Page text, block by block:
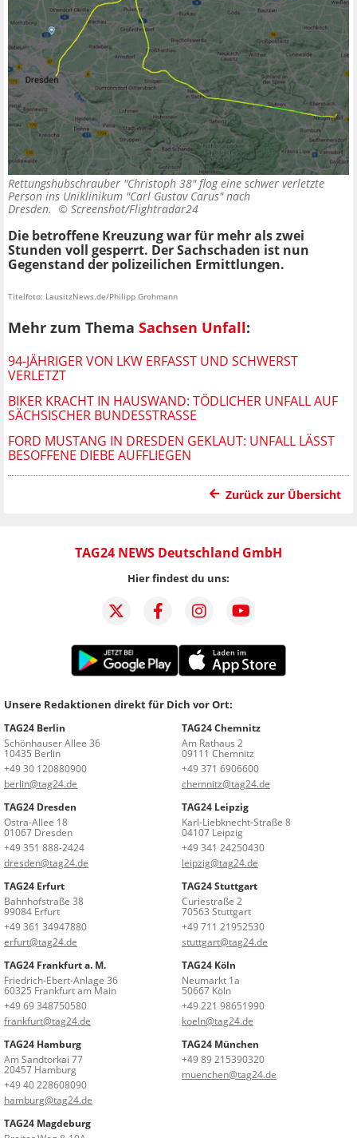
Rettungshubschrauber "Christoph 38" flog eine schwer verletzte
Person ins Uniklinikum "Carl Gustav Carus" nach
Dresden. © Screenshot/Flightradar24
Die betroffene Kreuzung war für mehr als zwei
Stunden voll gesperrt. Der Sachschaden ist nun
Gegenstand der polizeilichen Ermittlungen.
Titelfoto: LausitzNews.de/Philipp Grohmann
Mehr zum Thema Sachsen Unfall:
94-JÄHRIGER VON LKW ERFASST UND SCHWERST
VERLETZT
BIKER KRACHT IN HAUSWAND: TÖDLICHER UNFALL AUF
SÄCHSISCHER BUNDESSTRASSE
FORD MUSTANG IN DRESDEN GEKLAUT: UNFALL LÄSST
BESOFFENE DIEBE AUFFLIEGEN
Zurück zur Übersicht
TAG24 NEWS Deutschland GmbH
Hier findest du uns:
Unsere Redaktionen direkt für Dich vor Ort:
TAG24 Berlin
Schönhauser Allee 36
10435 Berlin
+49 30 120880900
berlin@tag24.de
TAG24 Chemnitz
Am Rathaus 2
09111 Chemnitz
+49 371 6906600
chemnitz@tag24.de
TAG24 Dresden
Ostra-Allee 18
01067 Dresden
+49 351 888-2424
dresden@tag24.de
TAG24 Leipzig
Karl-Liebknecht-Straße 8
04107 Leipzig
+49 341 24250430
leipzig@tag24.de
TAG24 Erfurt
Bahnhofstraße 38
99084 Erfurt
+49 361 34947880
erfurt@tag24.de
TAG24 Stuttgart
Curiestraße 2
70563 Stuttgart
+49 711 21952530
stuttgart@tag24.de
TAG24 Frankfurt a. M.
Friedrich-Ebert-Anlage 36
60325 Frankfurt am Main
+49 69 348750580
frankfurt@tag24.de
TAG24 Köln
Neumarkt 1a
50667 Köln
+49 221 98651990
koeln@tag24.de
TAG24 Hamburg
Am Sandtorkai 77
20457 Hamburg
+49 40 228608090
hamburg@tag24.de
TAG24 München
+49 89 215390320
muenchen@tag24.de
TAG24 Magdeburg